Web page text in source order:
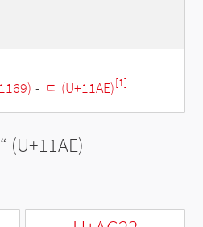
- ᆮ (U+11AE)[1]
“ (U+11AE)